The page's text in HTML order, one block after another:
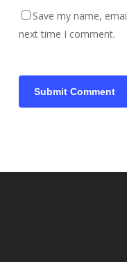
Save my name,
next time I comment.